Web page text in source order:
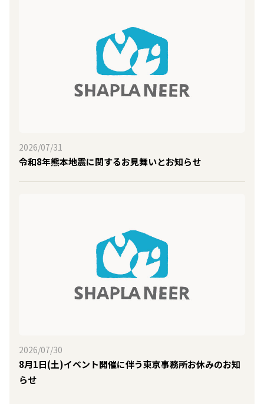
2026/07/31
令和8年熊本地震に関するお見舞いとお知らせ
2026/07/30
8月1日(土)イベント開催に伴う東京事務所お休みのお知
らせ